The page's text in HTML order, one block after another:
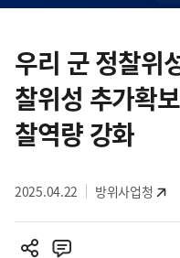
텐
츠
영
역
우리 군 정찰위
찰위성 추가확
찰역량 강화
2025.04.22 방위사업청